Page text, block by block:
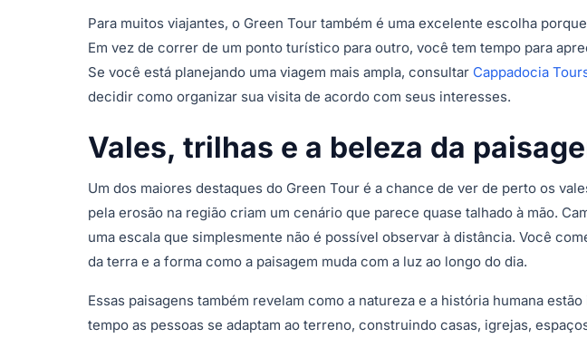
Para muitos viajantes, o Green Tour também é uma excelente escolha
Em vez de correr de um ponto turístico para outro, você tem tempo para
Se você está planejando uma viagem mais ampla, consultar Cappadocia
decidir como organizar sua visita de acordo com seus interesses.
Vales, trilhas e a beleza da
Um dos maiores destaques do Green Tour é a chance de ver de perto os
pela erosão na região criam um cenário que parece quase talhado à mão.
uma escala que simplesmente não é possível observar à distância. Você
da terra e a forma como a paisagem muda com a luz ao longo do dia.
Essas paisagens também revelam como a natureza e a história humana
tempo as pessoas se adaptam ao terreno, construindo casas, igrejas,